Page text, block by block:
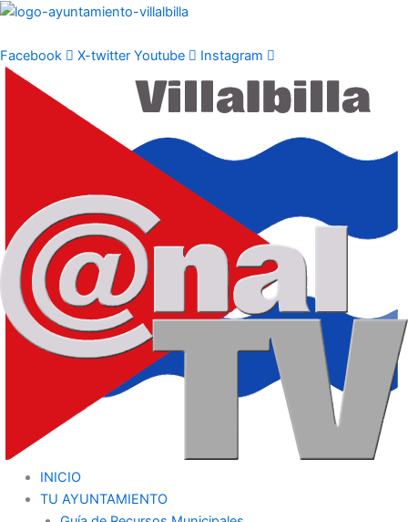
Ir
contenido
Facebook X-twitter Youtube Instagram
INICIO
TU AYUNTAMIENTO